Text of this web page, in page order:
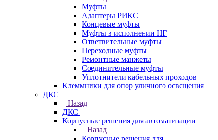
Муфты
Адаптеры РИКС
Концевые муфты
Муфты в исполнении НГ
Ответвительные муфты
Переходные муфты
Ремонтные манжеты
Соединительные муфты
Уплотнители кабельных проходов
Клеммники для опор уличного освещения
ДКС
Назад
ДКС
Корпусные решения для автоматизации
Назад
Корпусные решения для